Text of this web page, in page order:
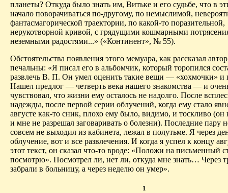
планеты? Откуда было знать им, Витьке и его судьбе, что в
начало поворачиваться по-другому, по немыслимой,
фантасмагорической траектории, по какой-то поразительной,
нерукотворной кривой, с грядущими кошмарными
неземными радостями...» («Континент», № 55).
Обстоятельства появления этого мемуара, как рассказал
печальны: «Я писал его в альбомчик, который торопился
развлечь В. П. Он умел оценить такие вещи — «хохмочки» и
Нашел предлог — четверть века нашего знакомства — и
чувствовал, что жизни ему осталось не надолго. После
надежды, после первой серии облучений, когда ему стало
августе как-то сник, плохо ему было, видимо, и тоскливо (он
и мне не разрешал заговаривать о болезни). Последние пару
совсем не выходил из кабинета, лежал в полутьме. Я через
облучение, вот и все развлечения. И когда я успел к концу
этот текст, он сказал что-то вроде: «Положи на письменный
посмотрю». Посмотрел ли, нет ли, откуда мне знать… Через
забрали в больницу, а через неделю он умер».
1